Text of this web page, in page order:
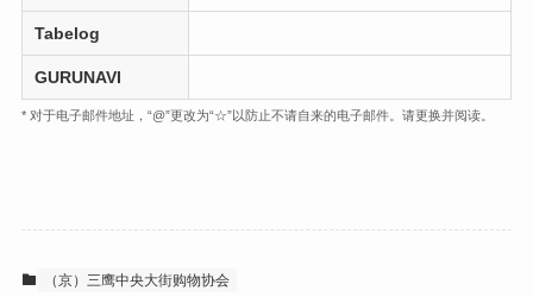
Tabelog
GURUNAVI
* 对于电子邮件地址，“@”更改为“☆”以防止不请自来的电子邮件。请更换并阅读。
（京）三鹰中央大街购物协会